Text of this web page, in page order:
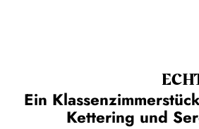
Ein
Kettering und